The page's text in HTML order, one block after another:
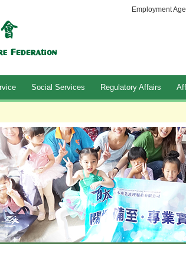
Employment
Social Services Regulatory Affairs